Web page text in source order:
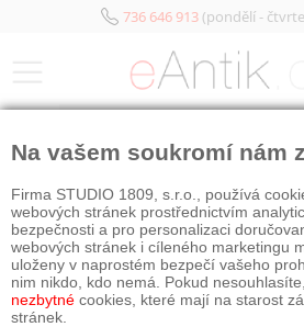
736 646 913(pondělí -
Na vašem soukromí nám
Firma STUDIO 1809, s.r.o., používá
webových stránek prostřednictvím
bezpečnosti a pro personalizaci
webových stránek i cíleného marketingu
uloženy v naprostém bezpečí vašeho
nim nikdo, kdo nemá. Pokud
nezbytné cookies, které mají na starost
stránek.